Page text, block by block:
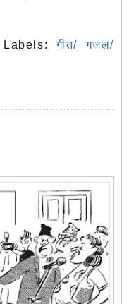
Labels:गीत/ गजल/